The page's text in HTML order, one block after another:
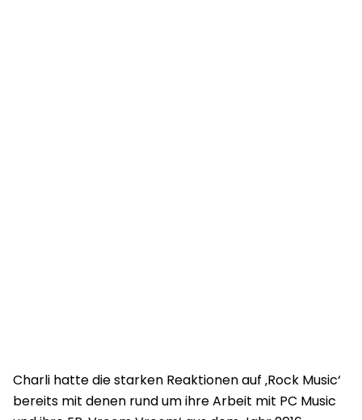
Charli hatte die starken Reaktionen auf ‚Rock Music‘
bereits mit denen rund um ihre Arbeit mit PC Music